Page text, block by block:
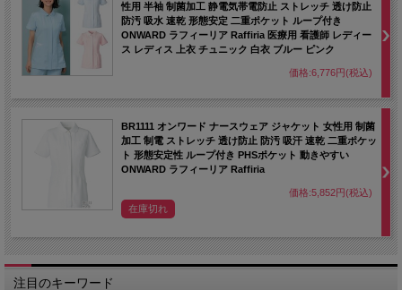
性用 半袖 制菌加工 静電気帯電防止 ストレッチ 透け防止
防汚 吸水 速乾 形態安定 二重ポケット ループ付き
ONWARD ラフィーリア Raffiria 医療用 看護師 レディー
ス レディス 上衣 チュニック 白衣 ブルー ピンク
価格:6,776円(税込)
BR1111 オンワード ナースウェア ジャケット 女性用 制菌
加工 制電 ストレッチ 透け防止 防汚 吸汗 速乾 二重ポケッ
ト 形態安定性 ループ付き PHSポケット 動きやすい
ONWARD ラフィーリア Raffiria
価格:5,852円(税込)
在庫切れ
注目のキーワード